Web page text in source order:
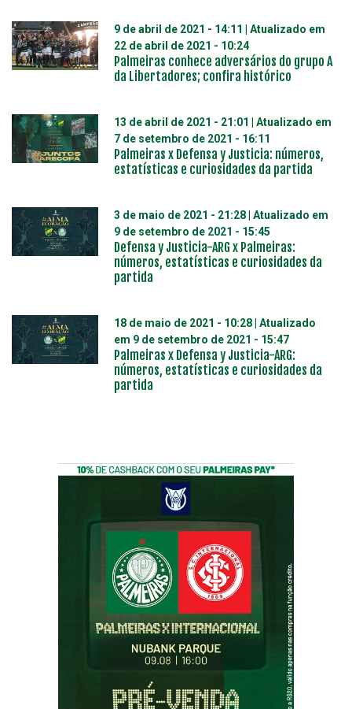
9 de abril de 2021 - 14:11
| Atualizado em
22 de abril de 2021 - 10:24
Palmeiras conhece adversários do grupo A
da Libertadores; confira histórico
13 de abril de 2021 - 21:01
| Atualizado em
7 de setembro de 2021 - 16:11
Palmeiras x Defensa y Justicia: números,
estatísticas e curiosidades da partida
3 de maio de 2021 - 21:28 | Atualizado em
9 de setembro de 2021 - 15:45
Defensa y Justicia-ARG x Palmeiras:
números, estatísticas e curiosidades da
partida
18 de maio de 2021 - 10:28 | Atualizado
em 9 de setembro de 2021 - 15:47
Palmeiras x Defensa y Justicia-ARG:
números, estatísticas e curiosidades da
partida